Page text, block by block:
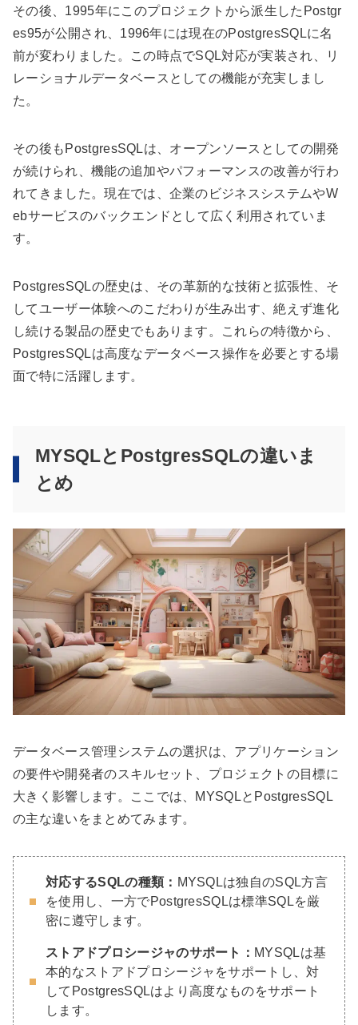
その後、1995年にこのプロジェクトから派生したPostgr
es95が公開され、1996年には現在のPostgresSQLに名
前が変わりました。この時点でSQL対応が実装され、リ
レーショナルデータベースとしての機能が充実しまし
た。
その後もPostgresSQLは、オープンソースとしての開発
が続けられ、機能の追加やパフォーマンスの改善が行わ
れてきました。現在では、企業のビジネスシステムやW
ebサービスのバックエンドとして広く利用されていま
す。
PostgresSQLの歴史は、その革新的な技術と拡張性、そ
してユーザー体験へのこだわりが生み出す、絶えず進化
し続ける製品の歴史でもあります。これらの特徴から、
PostgresSQLは高度なデータベース操作を必要とする場
面で特に活躍します。
MYSQLとPostgresSQLの違いま
とめ
データベース管理システムの選択は、アプリケーション
の要件や開発者のスキルセット、プロジェクトの目標に
大きく影響します。ここでは、MYSQLとPostgresSQL
の主な違いをまとめてみます。
対応するSQLの種類： MYSQLは独自のSQL方言
を使用し、一方でPostgresSQLは標準SQLを厳
密に遵守します。
ストアドプロシージャのサポート： MYSQLは基
本的なストアドプロシージャをサポートし、対
してPostgresSQLはより高度なものをサポート
します。